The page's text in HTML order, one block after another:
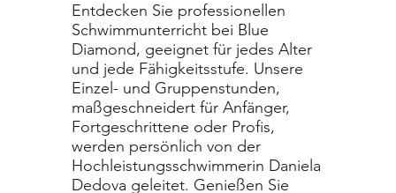
Entdecken Sie professionellen
Schwimmunterricht bei Blue
Diamond, geeignet für jedes Alter
und jede Fähigkeitsstufe. Unsere
Einzel- und Gruppenstunden,
maßgeschneidert für Anfänger,
Fortgeschrittene oder Profis,
werden persönlich von der
Hochleistungsschwimmerin Daniela
Dedova geleitet. Genießen Sie